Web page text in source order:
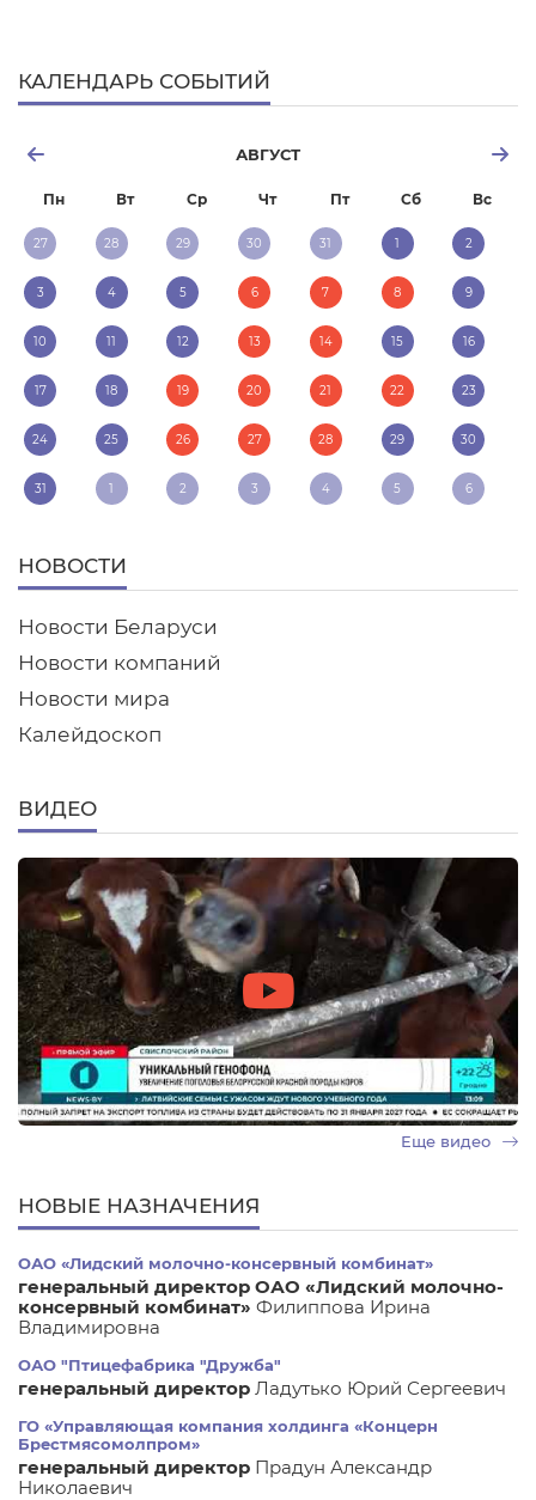
КАЛЕНДАРЬ СОБЫТИЙ
АВГУСТ
Пн Вт Ср Чт Пт Сб Вс
27 28 29 30 31 1 2
3 4 5 6 7 8 9
10 11 12 13 14 15 16
17 18 19 20 21 22 23
24 25 26 27 28 29 30
31 1 2 3 4 5 6
НОВОСТИ
Новости Беларуси
Новости компаний
Новости мира
Калейдоскоп
ВИДЕО
Еще видео
НОВЫЕ НАЗНАЧЕНИЯ
ОАО «Лидский молочно-консервный комбинат»
генеральный директор ОАО «Лидский молочно-
консервный комбинат» Филиппова Ирина
Владимировна
ОАО "Птицефабрика "Дружба"
генеральный директор Ладутько Юрий Сергеевич
ГО «Управляющая компания холдинга «Концерн
Брестмясомолпром»
генеральный директор Прадун Александр
Николаевич